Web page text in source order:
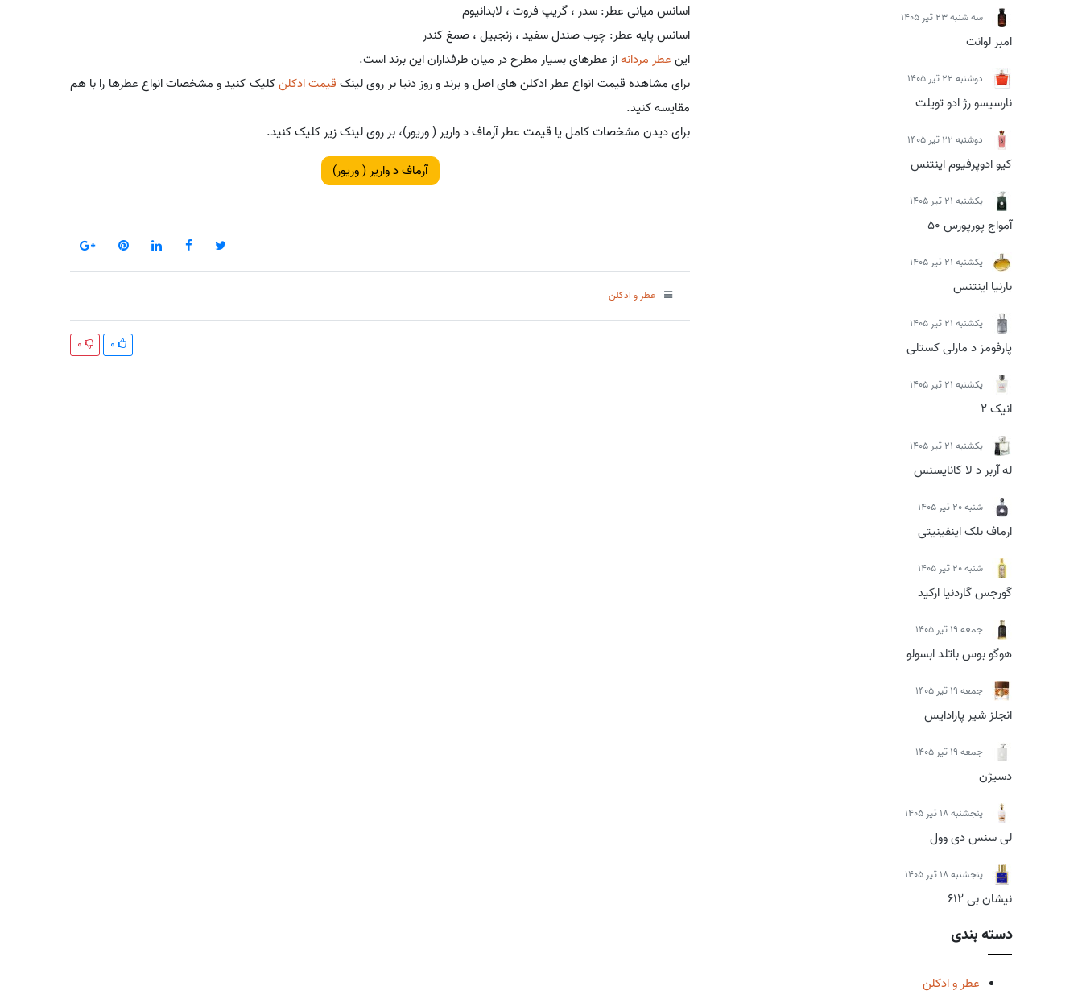
سه شنبه 23 تیر 1405
امبر لوانت
دوشنبه 22 تیر 1405
نارسیسو رژ ادو تویلت
دوشنبه 22 تیر 1405
کیو ادوپرفیوم اینتنس
يكشنبه 21 تیر 1405
آمواج پورپورس 50
يكشنبه 21 تیر 1405
بارنیا اینتنس
يكشنبه 21 تیر 1405
پارفومز د مارلی کستلی
يكشنبه 21 تیر 1405
انیک 2
يكشنبه 21 تیر 1405
له آربر د لا کانایسنس
شنبه 20 تیر 1405
ارماف بلک اینفینیتی
شنبه 20 تیر 1405
گورجس گاردنیا ارکید
جمعه 19 تیر 1405
هوگو بوس باتلد ابسولو
جمعه 19 تیر 1405
انجلز شیر پارادایس
جمعه 19 تیر 1405
دسیژن
پنجشنبه 18 تیر 1405
لی سنس دی وول
پنجشنبه 18 تیر 1405
نیشان بی 612
دسته بندی
عطر و ادکلن
اسانس میانی عطر: سدر ، گریپ فروت ، لابدانیوم
اسانس پایه عطر: چوب صندل سفید ، زنجبیل ، صمغ کندر
این عطر مردانهاز عطرهای بسیار مطرح در میان طرفداران این برند است.
برای مشاهده قیمت انواع عطر ادکلن های اصل و برند و روز دنیا بر روی لینک قیمت ادکلنکلیک کنید و مشخصات انواع عطرها را با هم
مقایسه کنید.
برای دیدن مشخصات کامل یا قیمت عطر آرماف د واریر ( وریور)، بر روی لینک زیر کلیک کنید.
آرماف د واریر ( وریور)
عطر و ادکلن